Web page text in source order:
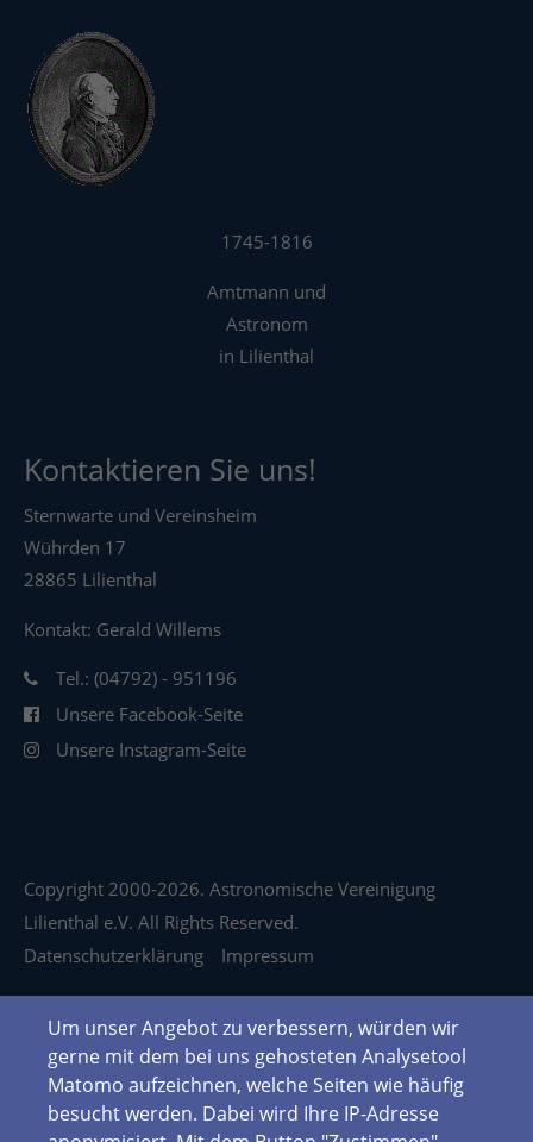
1745-1816
Amtmann und
Astronom
in Lilienthal
Kontaktieren Sie uns!
Sternwarte und Vereinsheim
Wührden 17
28865 Lilienthal
Kontakt: Gerald Willems
Tel.: (04792) - 951196
Unsere Facebook-Seite
Unsere Instagram-Seite
Copyright 2000-2026. Astronomische Vereinigung
Lilienthal e.V. All Rights Reserved.
Datenschutzerklärung
Impressum
Um unser Angebot zu verbessern, würden wir
gerne mit dem bei uns gehosteten Analysetool
Matomo aufzeichnen, welche Seiten wie häufig
besucht werden. Dabei wird Ihre IP-Adresse